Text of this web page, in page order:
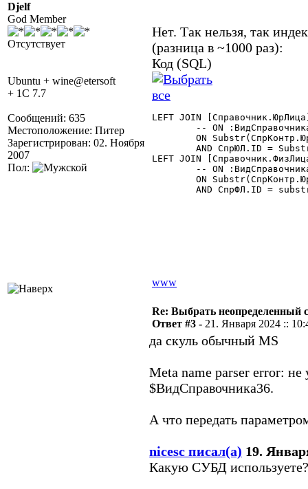
Djelf
God Member
Отсутствует
Ubuntu + wine@etersoft
+ 1C 7.7
Сообщений: 635
Местоположение: Питер
Зарегистрирован: 02. Ноября
2007
Пол:
Нет. Так нельзя, так
(разница в ~1000 раз):
Код (SQL)
LEFT JOIN
LEFT JOIN
www
Re: Выбрать неопределенный
Ответ #3 - 21. Января 2024 ::
да скуль обычный MS
Meta name parser error:
$ВидСправочника36.
А что передать
nicesc писал(а) 19.
Какую СУБД используете?